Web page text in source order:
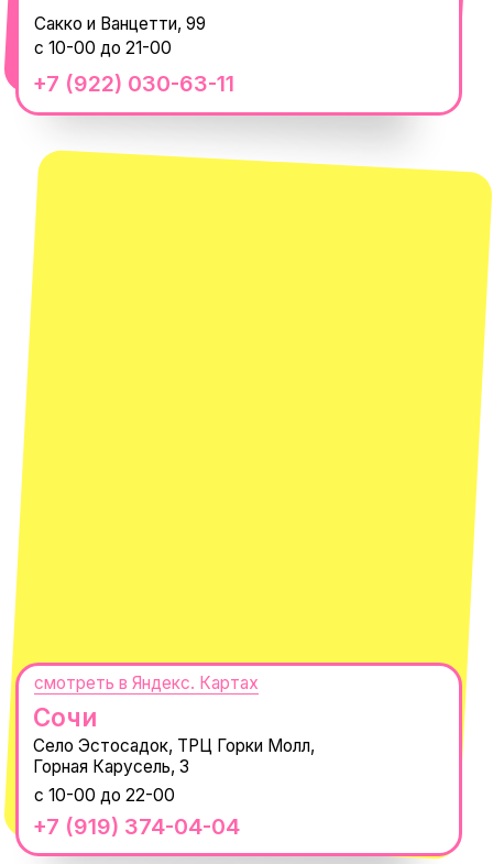
+7 (919) 374-04-04
смотреть в Яндекс.Картах
Нажимая "Подписаться", вы соглашаетесь с
персональных данныхиСогласием на рассылку электронных
сообщений
ПОДПИСАТЬСЯ
РАНЬШЕ ВСЕХ